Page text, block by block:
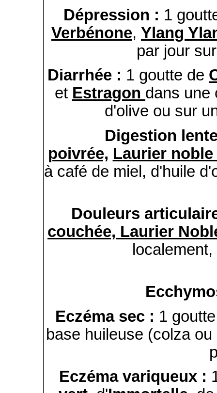
Dépression : 1
Verbénone, Ylang
par jour
Diarrhée : 1 goutte de
et Estragon dans une
d'olive ou sur
Digestion
poivrée, Laurier noble
à café de miel, d'huile
Douleurs
couchée, Laurier
Eczéma sec : 1
base huileuse (colza
Eczéma variqueux :